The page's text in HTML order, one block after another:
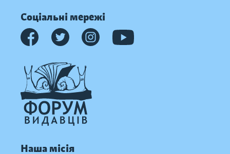
Соціальні мережі
Наша місія